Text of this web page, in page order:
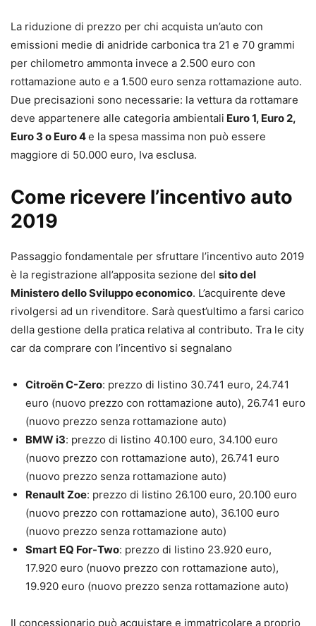
La riduzione di prezzo per chi acquista un’auto con
emissioni medie di anidride carbonica tra 21 e 70 grammi
per chilometro ammonta invece a 2.500 euro con
rottamazione auto e a 1.500 euro senza rottamazione auto.
Due precisazioni sono necessarie: la vettura da rottamare
deve appartenere alle categoria ambientali Euro 1, Euro 2,
Euro 3 o Euro 4e la spesa massima non può essere
maggiore di 50.000 euro, Iva esclusa.
Come ricevere l’incentivo auto
2019
Passaggio fondamentale per sfruttare l’incentivo auto 2019
è la registrazione all’apposita sezione del sito del
Ministero dello Sviluppo economico. L’acquirente deve
rivolgersi ad un rivenditore. Sarà quest’ultimo a farsi carico
della gestione della pratica relativa al contributo. Tra le city
car da comprare con l’incentivo si segnalano
Citroën C-Zero: prezzo di listino 30.741 euro, 24.741
euro (nuovo prezzo con rottamazione auto), 26.741 euro
(nuovo prezzo senza rottamazione auto)
BMW i3: prezzo di listino 40.100 euro, 34.100 euro
(nuovo prezzo con rottamazione auto), 26.741 euro
(nuovo prezzo senza rottamazione auto)
Renault Zoe: prezzo di listino 26.100 euro, 20.100 euro
(nuovo prezzo con rottamazione auto), 36.100 euro
(nuovo prezzo senza rottamazione auto)
Smart EQ For-Two: prezzo di listino 23.920 euro,
17.920 euro (nuovo prezzo con rottamazione auto),
19.920 euro (nuovo prezzo senza rottamazione auto)
Il concessionario può acquistare e immatricolare a proprio